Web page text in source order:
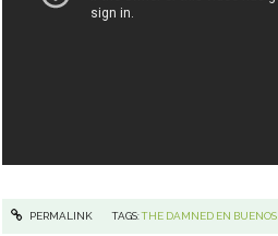
PERMALINK TAGS:THE DAMNED EN BUENOS